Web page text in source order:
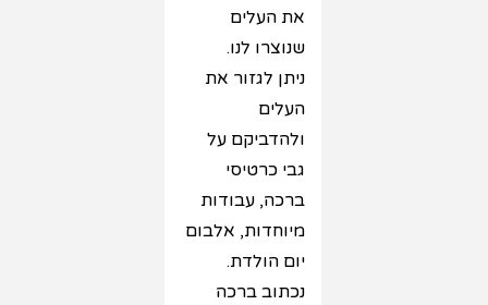
את העלים
שנוצרו לנו.
ניתן לגזור את
העלים
ולהדביקם על
גבי כרטיסי
ברכה, עבודות
מיוחדות, אלבום
יום הולדת.
נכתוב ברכה